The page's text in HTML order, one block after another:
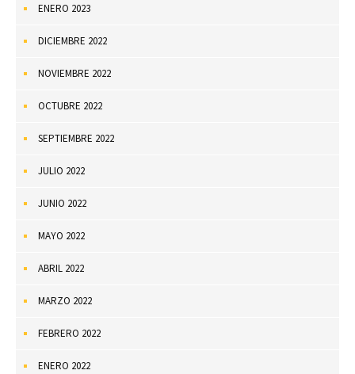
ENERO 2023
DICIEMBRE 2022
NOVIEMBRE 2022
OCTUBRE 2022
SEPTIEMBRE 2022
JULIO 2022
JUNIO 2022
MAYO 2022
ABRIL 2022
MARZO 2022
FEBRERO 2022
ENERO 2022